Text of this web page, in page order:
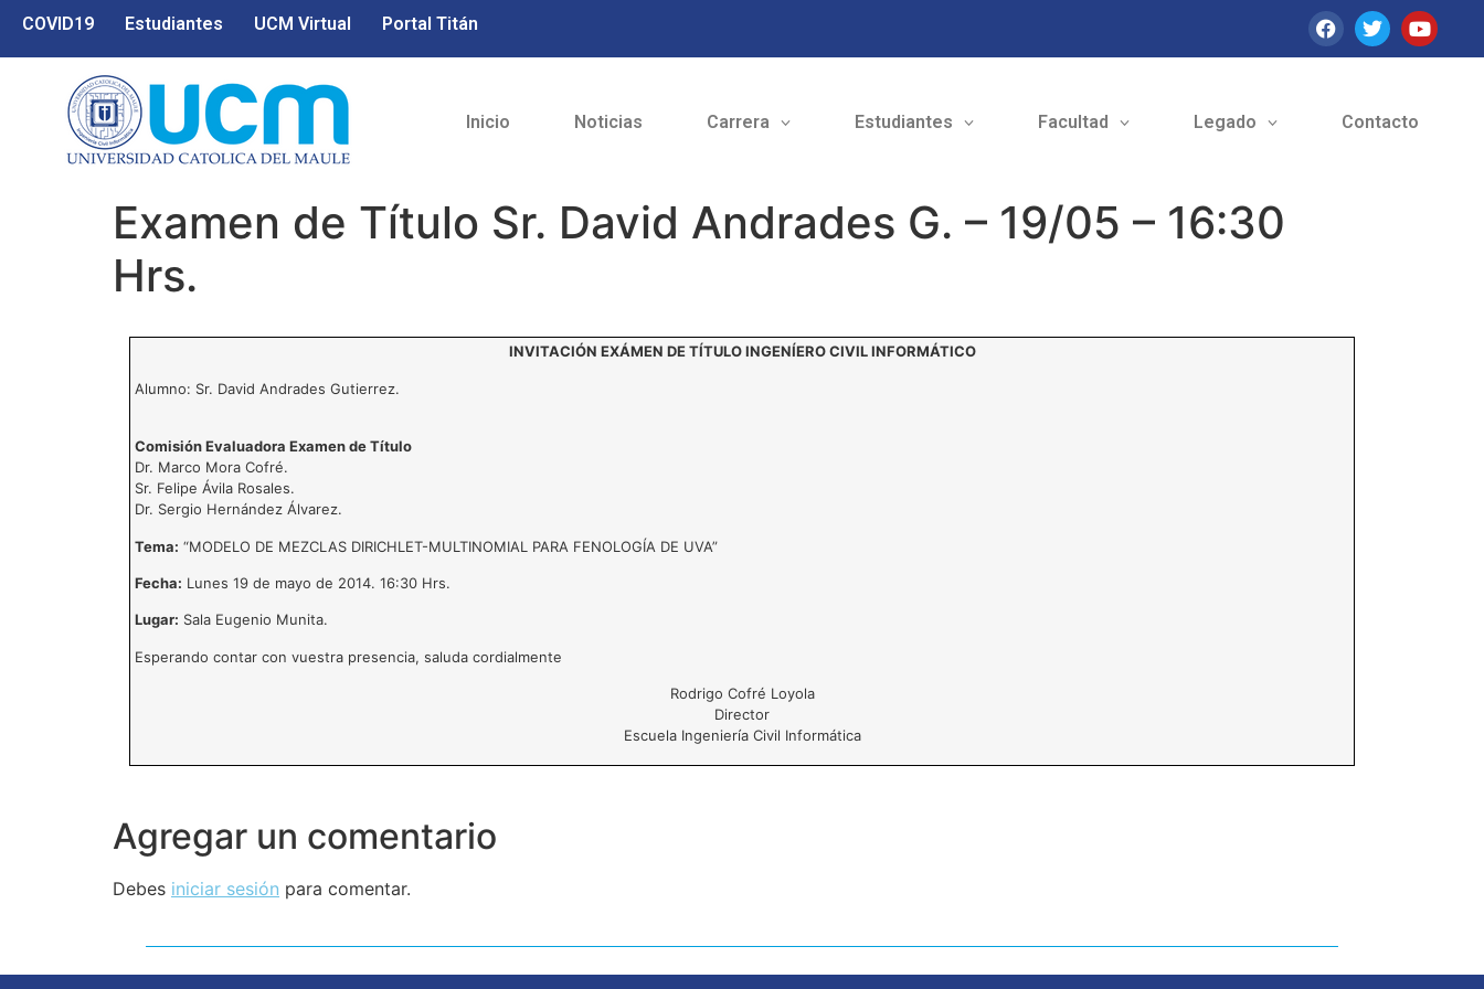
COVID19 Estudiantes UCM Virtual Portal Titán
Inicio Noticias Carrera Estudiantes Facultad Legado Contacto
Examen de Título Sr. David Andrades G. – 19/05 – 16:30
Hrs.
INVITACIÓN EXÁMEN DE TÍTULO INGENÍERO CIVIL INFORMÁTICO
Alumno: Sr. David Andrades Gutierrez.
Comisión Evaluadora Examen de Título
Dr. Marco Mora Cofré.
Sr. Felipe Ávila Rosales.
Dr. Sergio Hernández Álvarez.
Tema: “MODELO DE MEZCLAS DIRICHLET-MULTINOMIAL PARA FENOLOGÍA DE UVA”
Fecha: Lunes 19 de mayo de 2014. 16:30 Hrs.
Lugar: Sala Eugenio Munita.
Esperando contar con vuestra presencia, saluda cordialmente
Rodrigo Cofré Loyola
Director
Escuela Ingeniería Civil Informática
Agregar un comentario
Debes iniciar sesión para comentar.